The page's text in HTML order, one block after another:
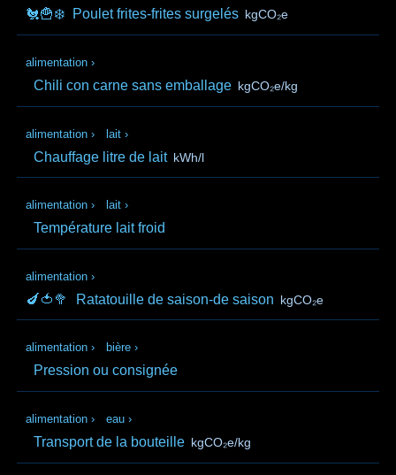
🐔🍟❄️ Poulet frites-frites surgelés kgCO₂e
alimentation ›
Chili con carne sans emballage kgCO₂e/kg
alimentation › lait ›
Chauffage litre de lait kWh/l
alimentation › lait ›
Température lait froid
alimentation ›
🍆🍅🥦 Ratatouille de saison-de saison kgCO₂e
alimentation › bière ›
Pression ou consignée
alimentation › eau ›
Transport de la bouteille kgCO₂e/kg